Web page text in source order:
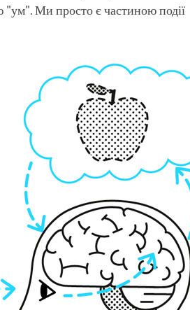
"ум". Ми просто є частиною події